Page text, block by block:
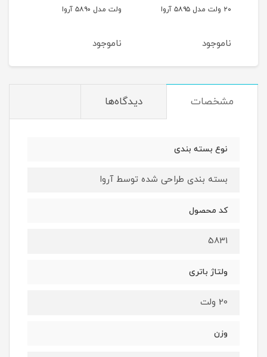
۲۰ ولت مدل ۵۸۹۵ آروا
ناموجود
ولت مدل ۵۸۹۰ آروا
ناموجود
مشخصات دیدگاه‌ها
نوع بسته بندی
بسته بندی طراحی شده توسط آروا
کد محصول
5831
ولتاژ باتری
20 ولت
وزن